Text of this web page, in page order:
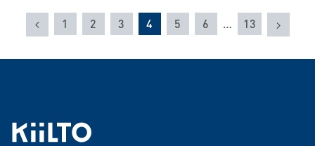
Eelmine
1 2 3 4 5 6 … 13